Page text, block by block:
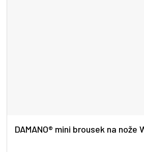
DAMANO® mini brousek na nože